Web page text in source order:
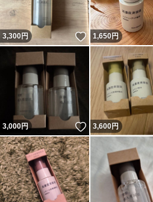
3,300円 いいね！
1,650円
3,000円 いいね！
3,600円